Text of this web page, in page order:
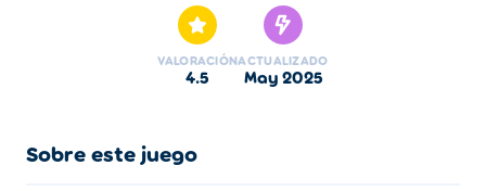
que vencer a tus oponentes hasta la línea de meta, ¡sino
también utilizar la mayoría de los trucos mientras lo
haces! Compite contra otros 5 motocrossers y completa
campeón de los trucos! No se pierda las bonificaciones
VALORACIÓN
4.5
ACTUALIZADO
may 2025
Sobre este juego